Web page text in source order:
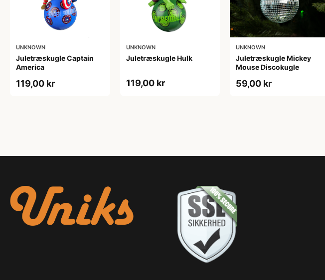
UNKNOWN
Juletræskugle Captain
America
119,00 kr
UNKNOWN
Juletræskugle Hulk
119,00 kr
UNKNOWN
Juletræskugle Mickey
Mouse Discokugle
59,00 kr